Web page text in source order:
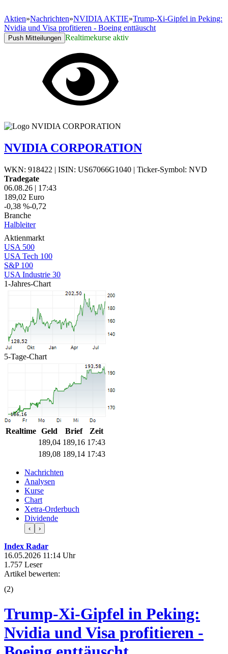
Aktien»Nachrichten»NVIDIA AKTIE»Trump-Xi-Gipfel in Peking:
Nvidia und Visa profitieren - Boeing enttäuscht
Push Mitteilungen Realtimekurse aktiv
NVIDIA CORPORATION
WKN: 918422 | ISIN: US67066G1040 | Ticker-Symbol: NVD
Tradegate
06.08.26 | 17:43
189,02 Euro
-0,38 %-0,72
Branche
Halbleiter
Aktienmarkt
USA 500
USA Tech 100
S&P 100
USA Industrie 30
1-Jahres-Chart
5-Tage-Chart
Realtime Geld Brief
Zeit
188,98 189,10 17:43
189,00 189,08 17:43
Nachrichten
Analysen
Kurse
Chart
Xetra-Orderbuch
Dividende
‹ ›
Index Radar
16.05.2026 11:14 Uhr
1.757 Leser
Artikel bewerten:
(2)
Trump-Xi-Gipfel in Peking:
Nvidia und Visa profitieren -